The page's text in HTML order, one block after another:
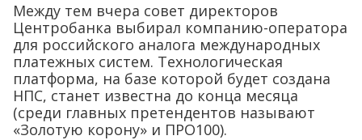
Между тем вчера совет директоров
Центробанка выбирал компанию-оператора
для российского аналога международных
платежных систем. Технологическая
платформа, на базе которой будет создана
НПС, станет известна до конца месяца
(среди главных претендентов называют
«Золотую корону» и ПРО100).